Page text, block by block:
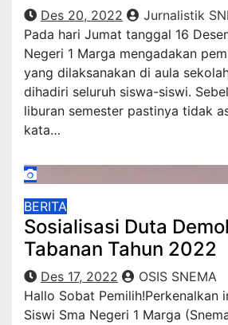
Des 20, 2022
Jurnalistik
Pada hari Jumat tanggal 16
Negeri 1 Marga mengadakan
yang dilaksanakan di aula
dihadiri seluruh siswa-siswi.
liburan semester pastinya tidak
kata…
BERITA
Sosialisasi Duta
Tabanan Tahun 2022
Des 17, 2022
OSIS SNEMA
Hallo Sobat Pemilih!Perkenalkan
Siswi Sma Negeri 1 Marga